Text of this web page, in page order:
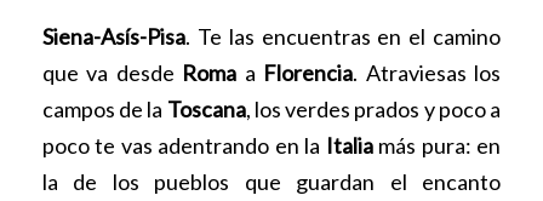
Siena-Asís-Pisa. Te las encuentras en el camino
que va desde Roma a Florencia. Atraviesas los
campos de la Toscana, los verdes prados y poco a
poco te vas adentrando en la Italiamás pura: en
la de los pueblos que guardan el encanto